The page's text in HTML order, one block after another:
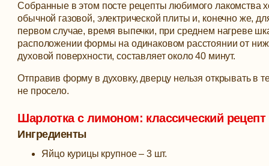
Собранные в этом посте рецепты любимого лакомства
обычной газовой, электрической плиты и, конечно же,
первом случае, время выпечки, при среднем нагреве
расположении формы на одинаковом расстоянии от
духовой поверхности, составляет около 40 минут.
Отправив форму в духовку, дверцу нельзя открывать в
не просело.
Шарлотка с лимоном: классический рецепт
Ингредиенты
Яйцо курицы крупное – 3 шт.